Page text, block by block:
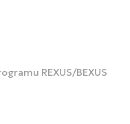
REXUS/BEXUS